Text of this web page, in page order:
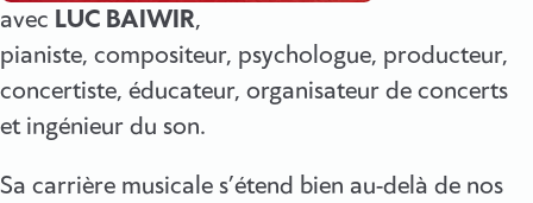
avec LUC BAIWIR,
pianiste, compositeur, psychologue, producteur,
concertiste, éducateur, organisateur de concerts
et ingénieur du son.
Sa carrière musicale s’étend bien au-delà de nos